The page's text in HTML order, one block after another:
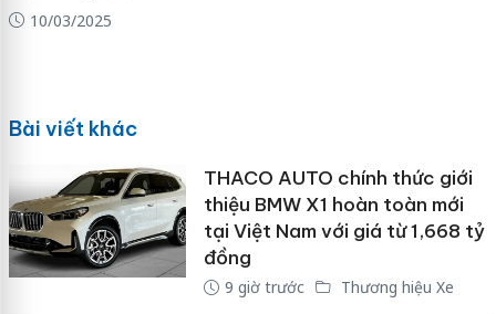
10/03/2025
Bài viết khác
THACO AUTO chính thức giới
thiệu BMW X1 hoàn toàn mới
tại Việt Nam với giá từ 1,668 tỷ
đồng
9 giờ trước Thương hiệu Xe